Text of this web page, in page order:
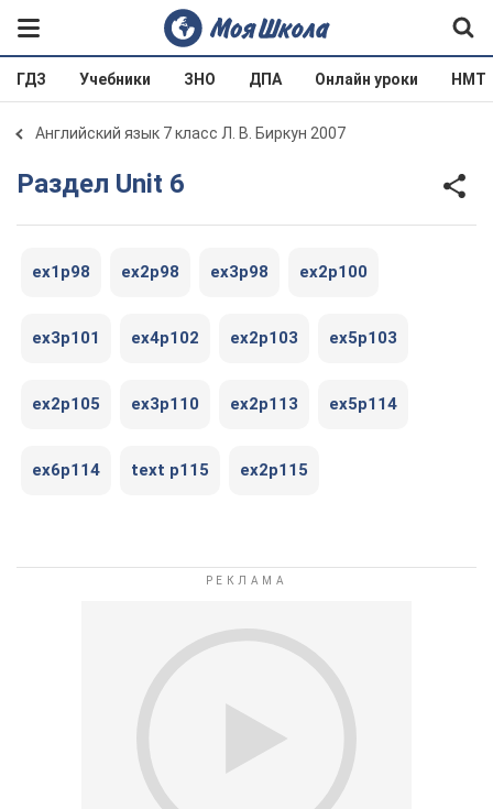
ГДЗ Учебники ЗНО ДПА Онлайн уроки НМТ
Английский язык 7 класс Л. В. Биркун 2007
Раздел Unit 6
ex1p98 ex2p98 ex3p98 ex2p100
ex3p101 ex4p102 ex2p103 ex5p103
ex2p105 ex3p110 ex2p113 ex5p114
ex6p114 text p115 ex2p115